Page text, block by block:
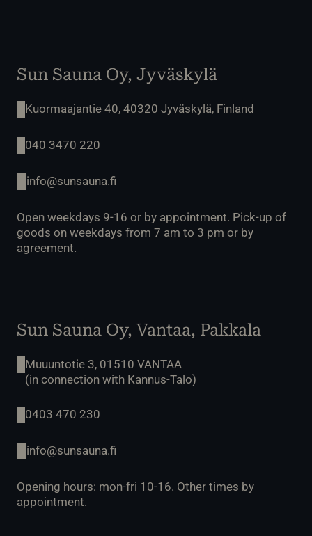
Sun Sauna Oy, Jyväskylä
Kuormaajantie 40, 40320 Jyväskylä, Finland
040 3470 220
info@sunsauna.fi
Open weekdays 9-16 or by appointment. Pick-up of
goods on weekdays from 7 am to 3 pm or by
agreement.
Sun Sauna Oy, Vantaa, Pakkala
Muuuntotie 3, 01510 VANTAA
(in connection with Kannus-Talo)
0403 470 230
info@sunsauna.fi
Opening hours: mon-fri 10-16. Other times by
appointment.